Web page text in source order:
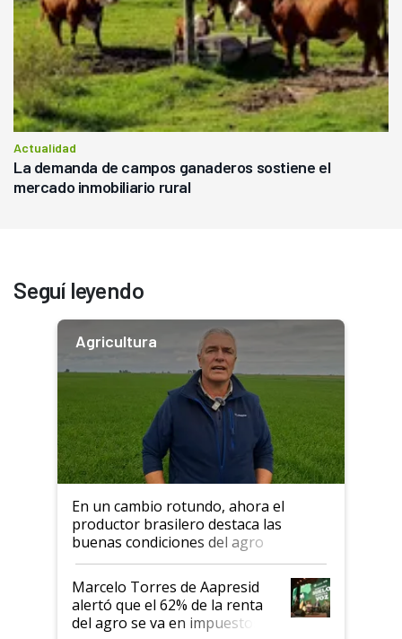
Actualidad
La demanda de campos ganaderos sostiene el
mercado inmobiliario rural
Seguí leyendo
Agricultura
En un cambio rotundo, ahora el
productor brasilero destaca las
buenas condiciones del agro
argentino para invertir: "Los veo
más motivados"
Marcelo Torres de Aapresid
alertó que el 62% de la renta
del agro se va en impuestos: